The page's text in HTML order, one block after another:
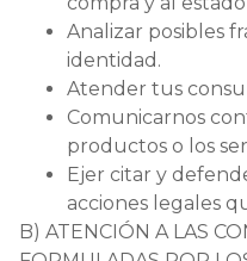
Analizar posibles
identidad.
Atender tus
Comunicarnos
productos o los
Ejer citar y
acciones legales
B) ATENCIÓN A LAS